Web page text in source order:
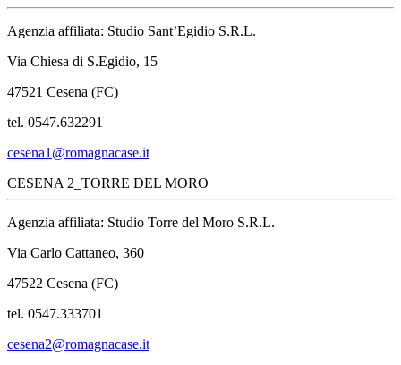
Agenzia affiliata: Studio Sant’Egidio S.R.L.
Via Chiesa di S.Egidio, 15
47521 Cesena (FC)
tel. 0547.632291
cesena1@romagnacase.it
CESENA 2_TORRE DEL MORO
Agenzia affiliata: Studio Torre del Moro S.R.L.
Via Carlo Cattaneo, 360
47522 Cesena (FC)
tel. 0547.333701
cesena2@romagnacase.it